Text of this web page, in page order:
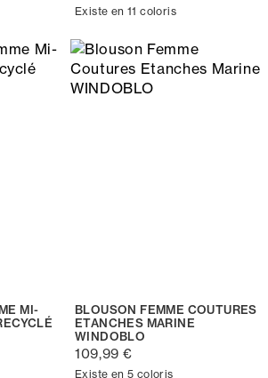
Existe en 11 coloris
MI-
BLOUSON FEMME COUTURES
ETANCHES MARINE
WINDOBLO
109,99 €
Existe en 5 coloris